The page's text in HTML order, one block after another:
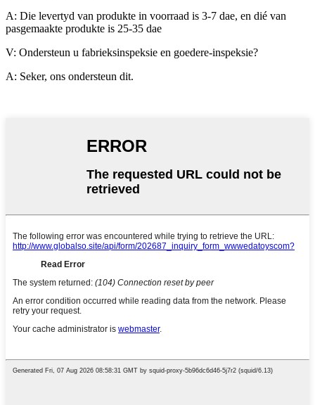
A: Die levertyd van produkte in voorraad is 3-7 dae, en dié van
pasgemaakte produkte is 25-35 dae
V: Ondersteun u fabrieksinspeksie en goedere-inspeksie?
A: Seker, ons ondersteun dit.